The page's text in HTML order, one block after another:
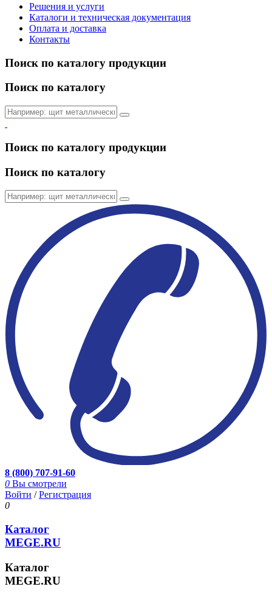
Решения и услуги
Каталоги и техническая документация
Оплата и доставка
Контакты
Поиск по каталогу продукции
Поиск по каталогу
Поиск по каталогу продукции
Поиск по каталогу
8 (800) 707-91-60
0 Вы смотрели
Войти /Регистрация
0
Каталог
MEGE.RU
Каталог
MEGE.RU